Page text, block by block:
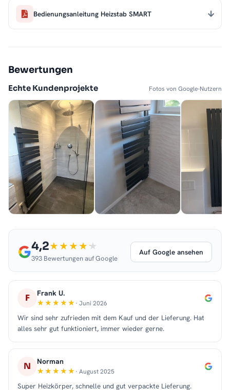
Bedienungsanleitung Heizstab SMART
Bewertungen
Echte Kundenprojekte Fotos von Google-Nutzern
4,2
393 Bewertungen auf Google
Auf Google ansehen
F Frank U.
· Juni 2026
Wir sind sehr zufrieden mit dem Kauf und der Lieferung. Hat
alles sehr gut funktioniert, immer wieder gerne.
N Norman
· August 2025
Super Heizkörper, schnelle und gut verpackte Lieferung.